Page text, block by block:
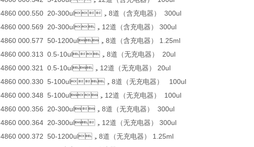
4860 000.550 20-300ul，8道（含充电器） 300ul
4860 000.569 20-300ul，12道（含充电器） 300ul
4860 000.577 50-1200ul，8道（含充电器） 1.25ml
4860 000.313 0.5-10ul，8道（无充电器） 20ul
4860 000.321 0.5-10ul，12道（无充电器） 20ul
4860 000.330 5-100ul，8道（无充电器） 100ul
4860 000.348 5-100ul，12道（无充电器） 100ul
4860 000.356 20-300ul，8道（无充电器） 300ul
4860 000.364 20-300ul，12道（无充电器） 300ul
4860 000.372 50-1200ul，8道（无充电器） 1.25ml